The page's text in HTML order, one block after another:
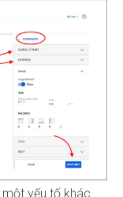
yếu tố khác